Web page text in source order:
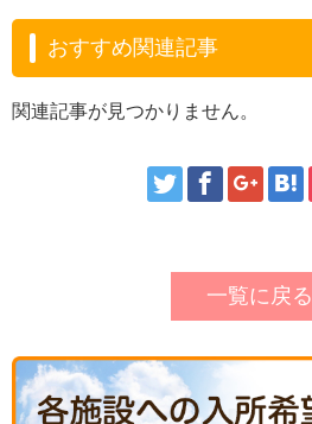
おすすめ関連記事
関連記事が見つかりません。
一覧に戻る